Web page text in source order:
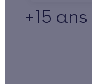
+15 ans